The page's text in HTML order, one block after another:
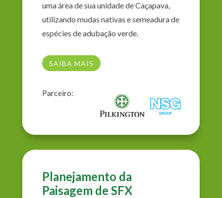
uma área de sua unidade de Caçapava,
utilizando mudas nativas e semeadura de
espécies de adubação verde.
SAIBA MAIS
Parceiro:
Planejamento da
Paisagem de SFX